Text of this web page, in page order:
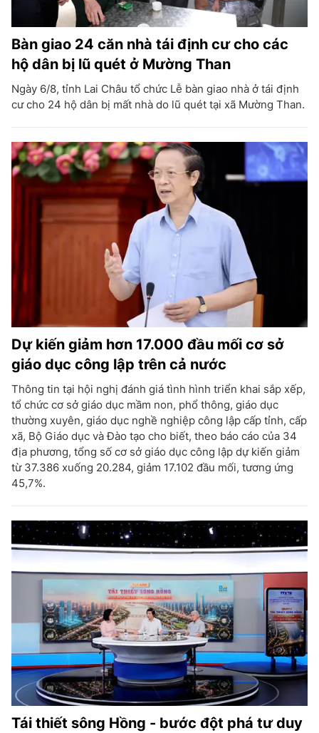
Bàn giao 24 căn nhà tái định cư cho các
hộ dân bị lũ quét ở Mường Than
Ngày 6/8, tỉnh Lai Châu tổ chức Lễ bàn giao nhà ở tái định
cư cho 24 hộ dân bị mất nhà do lũ quét tại xã Mường Than.
Dự kiến giảm hơn 17.000 đầu mối cơ sở
giáo dục công lập trên cả nước
Thông tin tại hội nghị đánh giá tình hình triển khai sắp xếp,
tổ chức cơ sở giáo dục mầm non, phổ thông, giáo dục
thường xuyên, giáo dục nghề nghiệp công lập cấp tỉnh, cấp
xã, Bộ Giáo dục và Đào tạo cho biết, theo báo cáo của 34
địa phương, tổng số cơ sở giáo dục công lập dự kiến giảm
từ 37.386 xuống 20.284, giảm 17.102 đầu mối, tương ứng
45,7%.
Tái thiết sông Hồng - bước đột phá tư duy